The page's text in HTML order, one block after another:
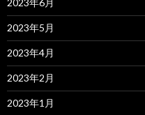
2023年5月
2023年4月
2023年2月
2023年1月